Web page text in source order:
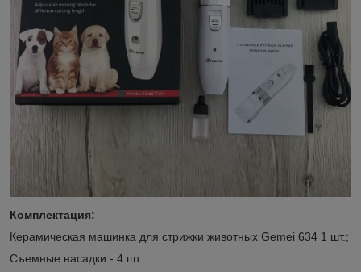
Комплектация:
Керамическая машинка для стрижки животных Gemei 634 1 шт.;
Съемные насадки - 4 шт.